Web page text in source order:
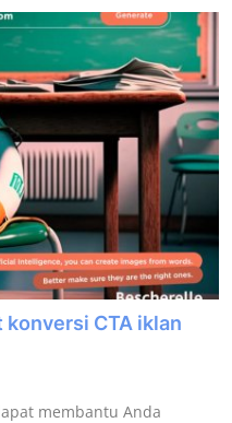
CTA iklan
membantu Anda